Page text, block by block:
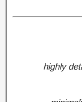
highly